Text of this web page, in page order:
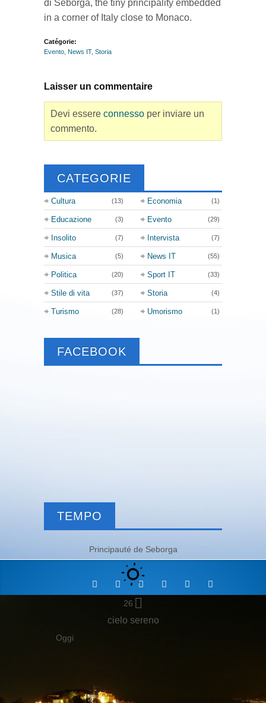
di Seborga, the tiny principality embedded
in a corner of Italy close to Monaco.
Catégorie:
Evento News IT, Storia
Laisser un commentaire
Devi essere connesso per inviare un
commento.
CATEGORIE
Cultura (13) Economia (1)
Educazione (3) Evento (29)
Insolito (7) Intervista (7)
Musica (5) News IT (55)
Politica (20) Sport IT (33)
Stile di vita (37) Storia (4)
Turismo (28) Umorismo (1)
FACEBOOK
TEMPO
Principauté de Seborga
26
cielo sereno
Oggi